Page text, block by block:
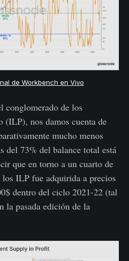
de Workbench en Vivo
conglomerado de los
(ILP), nos damos cuenta de
mucho menos
del 73% del balance total está
que en torno a un cuarto de
los ILP fue adquirida a precios
dentro del ciclo 2021-22 (tal
la pasada edición de la